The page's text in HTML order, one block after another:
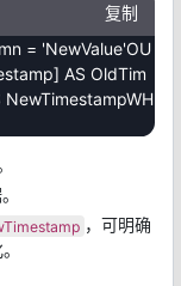
复制
= 'NewValue'OU
AS OldTim
，可明确